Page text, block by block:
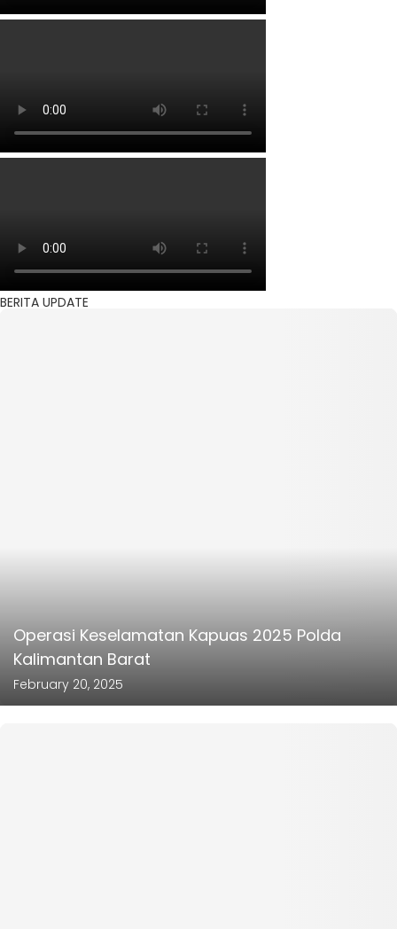
BERITA UPDATE
Operasi Keselamatan Kapuas 2025 Polda
Kalimantan Barat
February 20, 2025